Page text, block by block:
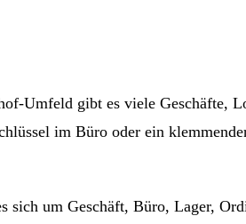
Umfeld gibt es viele Geschäfte,
im Büro oder ein
sich um Geschäft, Büro, Lager,